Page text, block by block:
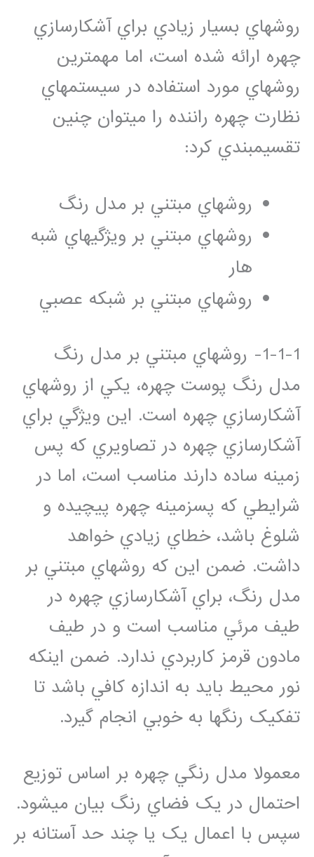
روش‏هاي بسيار زيادي براي آشکارسازي
چهره ارائه شده است، اما مهمترين
روش‏هاي مورد استفاده در سيستم‏هاي
نظارت چهره راننده را مي‏توان چنين
تقسيم‏بندي کرد:
روش‏هاي مبتني بر مدل رنگ
روش‏هاي مبتني بر ويژگي‏هاي شبه
هار
روش‏هاي مبتني بر شبکه عصبي
1-1-1- روش‏هاي مبتني بر مدل رنگ
مدل رنگ پوست چهره، يکي از روش‏هاي
آشکارسازي چهره است. اين ويژگي براي
آشکارسازي چهره در تصاويري که پس
زمينه ساده دارند مناسب است، اما در
شرايطي که پس‏زمينه چهره پيچيده و
شلوغ باشد، خطاي زيادي خواهد
داشت. ضمن اين که روش‏هاي مبتني بر
مدل رنگ، براي آشکارسازي چهره در
طيف مرئي مناسب است و در طيف
مادون قرمز کاربردي ندارد. ضمن اين‏که
نور محيط بايد به اندازه کافي باشد تا
تفکيک رنگ‏ها به خوبي انجام گيرد.
معمولا مدل رنگي چهره بر اساس توزيع
احتمال در يک فضاي رنگ بيان مي‏شود.
سپس با اعمال يک يا چند حد آستانه بر